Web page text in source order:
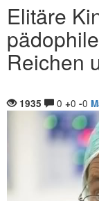
Elitäre
Reichen
1935 0 +0 -0